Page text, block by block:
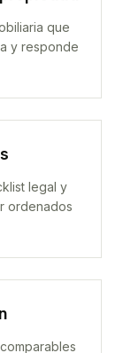
que
y responde
legal y
ordenados